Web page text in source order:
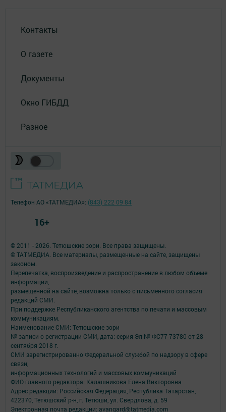
Контакты
О газете
Документы
Окно ГИБДД
Разное
© 2011 - 2026. Тетюшские зори. Все права защищены.
© ТАТМЕДИА. Все материалы, размещенные на сайте, защищены
законом.
Перепечатка, воспроизведение и распространение в любом объеме
информации,
размещенной на сайте, возможна только с письменного согласия
редакций СМИ.
При поддержке Республиканского агентства по печати и массовым
коммуникациям.
Наименование СМИ: Тетюшские зори
№ записи о регистрации СМИ, дата: серия Эл № ФС77-73780 от 28
сентября 2018 г.
СМИ зарегистрированно Федеральной службой по надзору в сфере
связи,
информационных технологий и массовых коммуникаций
ФИО главного редактора: Калашникова Елена Викторовна
Адрес редакции: Российская Федерация, Республика Татарстан,
422370, Тетюшский р-н, г. Тетюши, ул. Свердлова, д. 59
Электронная почта редакции: avangard@tatmedia.com
Телефон АО «ТАТМЕДИА»: (843) 222 09 84
16+